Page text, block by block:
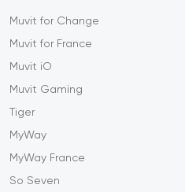
Muvit for Change
Muvit for France
Muvit iO
Muvit Gaming
Tiger
MyWay
MyWay France
So Seven